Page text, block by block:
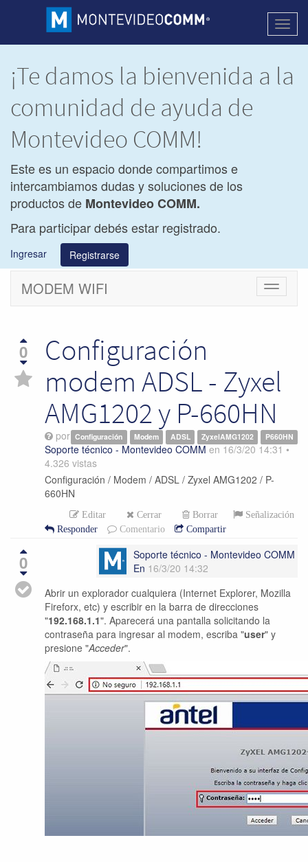
¡Te damos la bienvenida a la
comunidad de ayuda de
Montevideo COMM!
Este es un espacio donde compartimos e
intercambiamos dudas y soluciones de los
productos de Montevideo COMM.
Para participar debés estar registrado.
Ingresar Registrarse
Cambiar
MODEM WIFI
0
Configuración
modem ADSL - Zyxel
AMG1202 y P-660HN
Configuración Modem ADSL ZyxelAMG1202 P660HN
por
Soporte técnico - Montevideo COMM en 16/3/20 14:31 •
4.326 vistas
Configuración / Modem / ADSL / Zyxel AMG1202 / P-
660HN
Editar Cerrar Borrar
Señalización
Responder
Comentario Compartir
0
Soporte técnico - Montevideo COMM
En 16/3/20 14:32
Abrir un explorador cualquiera (Internet Explorer, Mozilla
Fireforx, etc) y escribir en la barra de direcciones
"192.168.1.1". Aparecerá una pantalla solicitando la
contraseña para ingresar al modem, escriba "user" y
presione "Acceder".